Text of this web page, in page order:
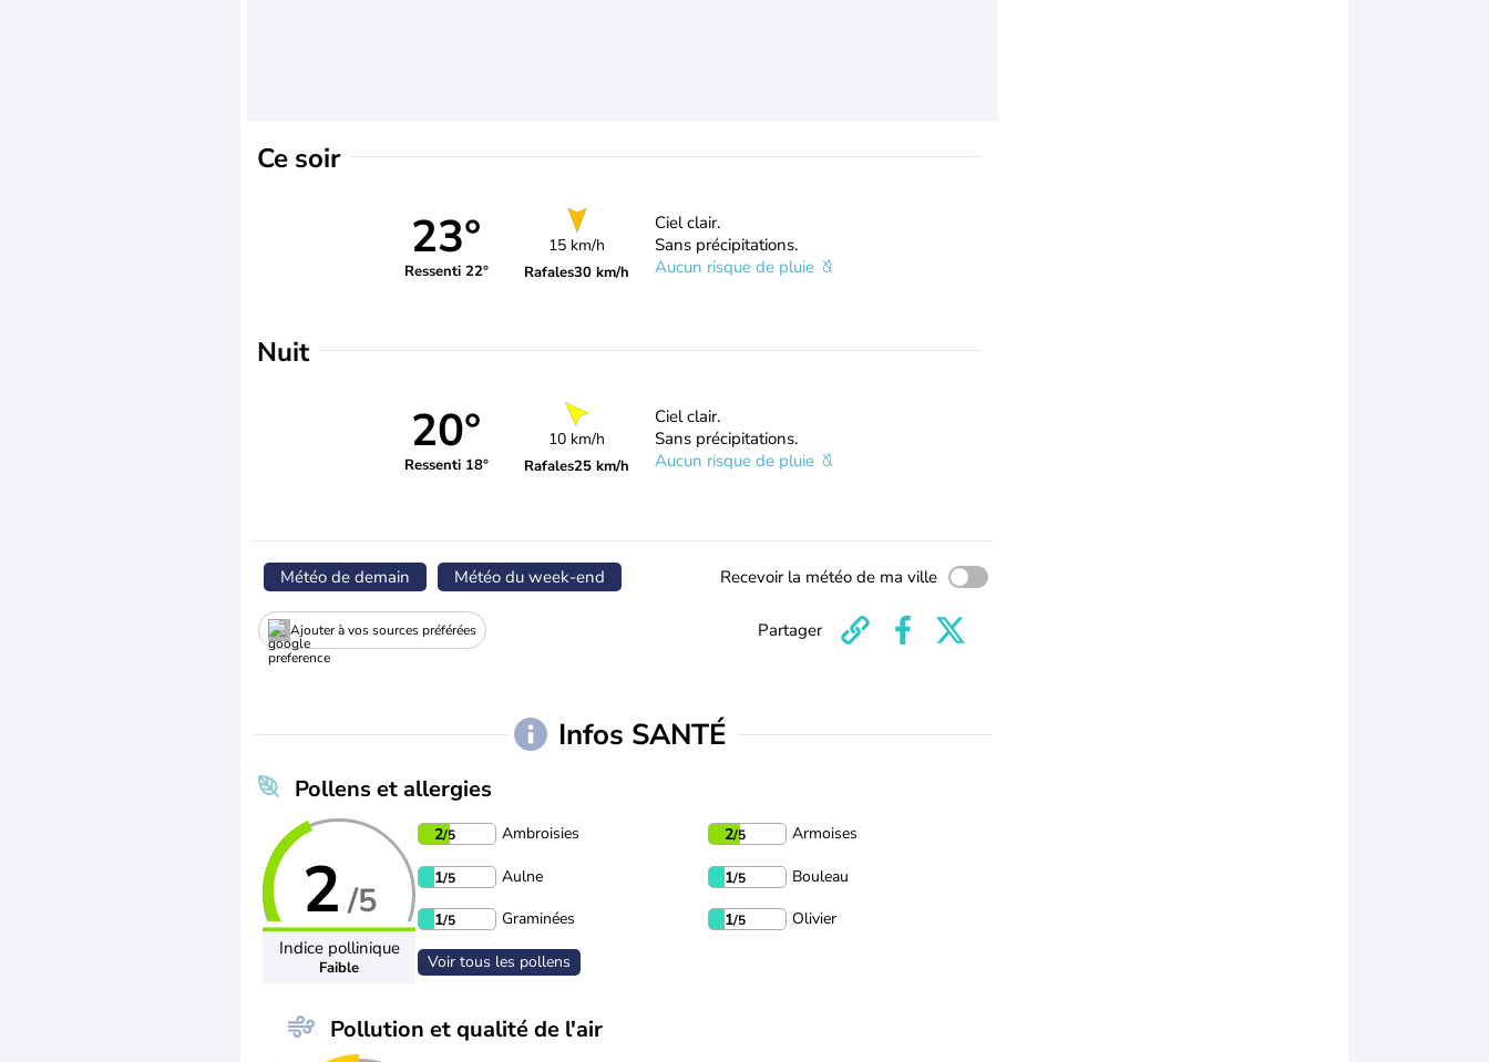
Ce soir
23°
Ressenti 22°
15 km/h
Rafales30 km/h
Ciel clair.
Sans précipitations.
Aucun risque de pluie
Nuit
20°
Ressenti 18°
10 km/h
Rafales25 km/h
Ciel clair.
Sans précipitations.
Aucun risque de pluie
Météo de demain Météo du week-end Recevoir la météo de ma ville
Ajouter à vos sources préférées Partager
Infos SANTÉ
Pollens et allergies
2 /5
Indice pollinique
Faible
2/5 Ambroisies 2/5 Armoises
1/5 Aulne 1/5 Bouleau
1/5 Graminées 1/5 Olivier
Voir tous les pollens
Pollution et qualité de l'air